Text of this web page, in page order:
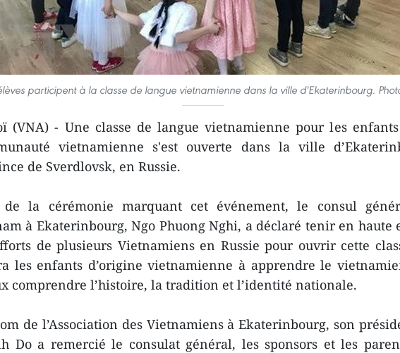
participent à la classe de langue vietnamienne dans la ville d'Ekaterinbourg.
(VNA) - Une classe de langue vietnamienne pour les
vietnamienne s'est ouverte dans la ville
de Sverdlovsk, en Russie.
de la cérémonie marquant cet événement, le consul
à Ekaterinbourg, Ngo Phuong Nghi, a déclaré tenir en haute
de plusieurs Vietnamiens en Russie pour ouvrir cette
les enfants d’origine vietnamienne à apprendre le
comprendre l’histoire, la tradition et l’identité nationale.
de l’Association des Vietnamiens à Ekaterinbourg, son
Do a remercié le consulat général, les sponsors et les